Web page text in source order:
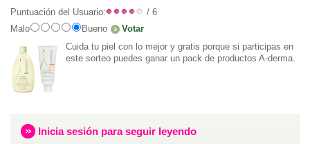
Puntuación del Usuario:
/ 6
Malo
Bueno
Cuida tu piel con lo mejor y gratis porque si participas en
este sorteo puedes ganar un pack de productos A-derma.
Inicia sesión para seguir leyendo